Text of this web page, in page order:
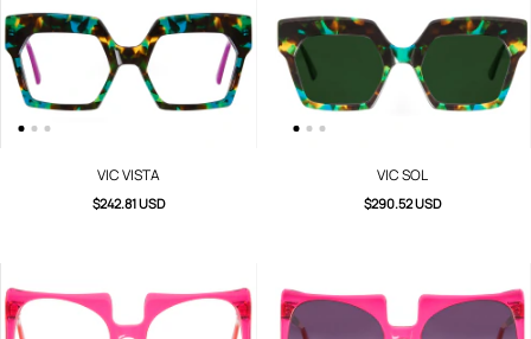
VIC VISTA
$242.81 USD
VIC SOL
$290.52 USD